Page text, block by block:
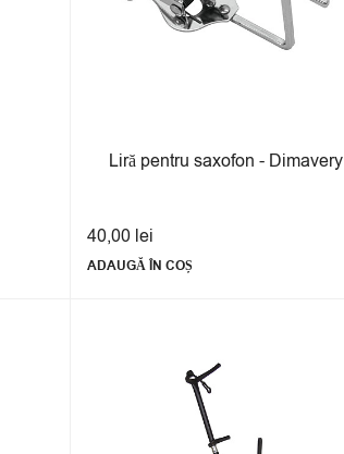
Liră pentru saxofon - Dimavery
40,00 lei
ADAUGĂ ÎN COȘ